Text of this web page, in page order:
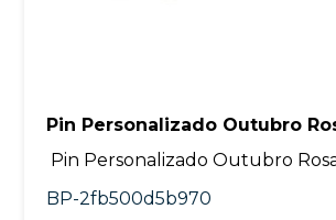
Pin Personalizado Outubro
Pin Personalizado Outubro
BP-2fb500d5b970